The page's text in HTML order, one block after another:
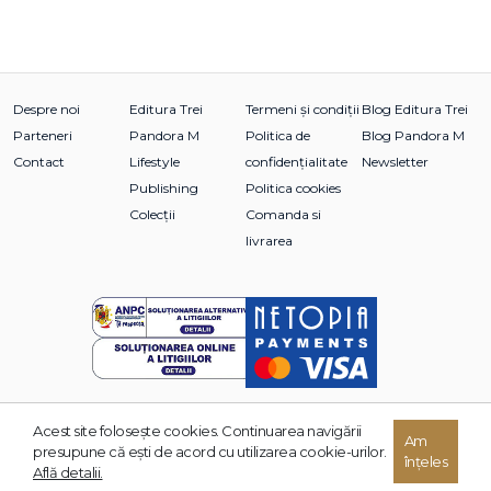
Despre noi
Parteneri
Contact
Editura Trei
Pandora M
Lifestyle
Publishing
Colecții
Termeni și condiții
Politica de
confidențialitate
Politica cookies
Comanda si
livrarea
Blog Editura Trei
Blog Pandora M
Newsletter
© 2026 Grupul Editorial TREI. Toate drepturile rezervate.
Acest site foloseşte cookies. Continuarea navigării
presupune că eşti de acord cu utilizarea cookie-urilor.
Află detalii.
Am
înțeles